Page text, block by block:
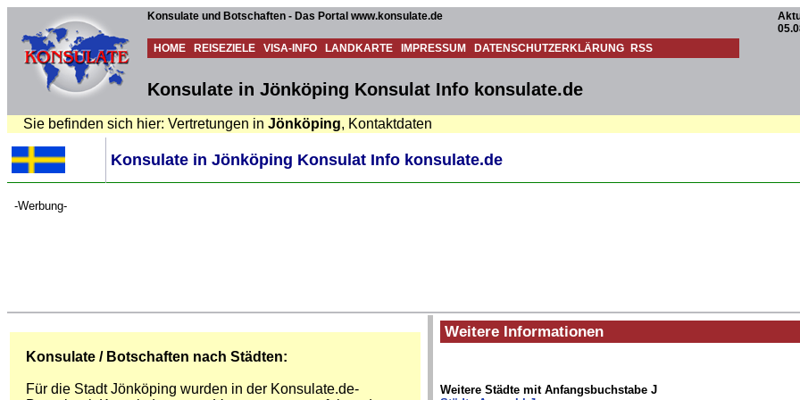
Konsulate und Botschaften - Das Portal www.konsulate.de
HOME REISEZIELE VISA-INFO LANDKARTE IMPRESSUM DATENSCHUTZERKLÄRUNG RSS
Konsulate in Jönköping Konsulat Info konsulate.de
Sie befinden sich hier: Vertretungen in Jönköping, Kontaktdaten
Konsulate in Jönköping Konsulat Info konsulate.de
-Werbung-
Konsulate / Botschaften nach Städten:
Für die Stadt Jönköping wurden in der Konsulate.de-
Weitere Informationen
Weitere Städte mit Anfangsbuchstabe J